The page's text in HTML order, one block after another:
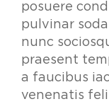
posuere
pulvinar
nunc
praesent
a faucibus
venenatis